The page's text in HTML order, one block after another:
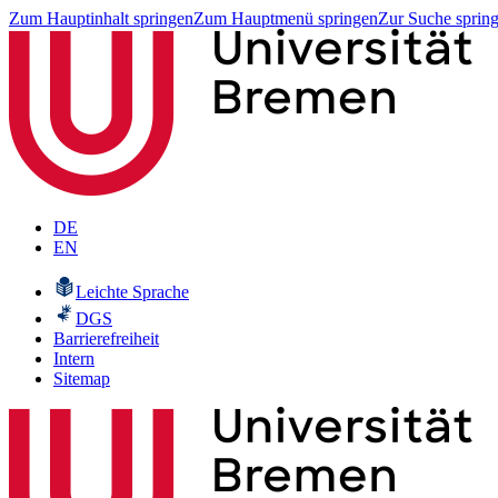
Zum Hauptinhalt springenZum Hauptmenü springenZur Suche
DE
EN
Leichte Sprache
DGS
Barrierefreiheit
Intern
Sitemap